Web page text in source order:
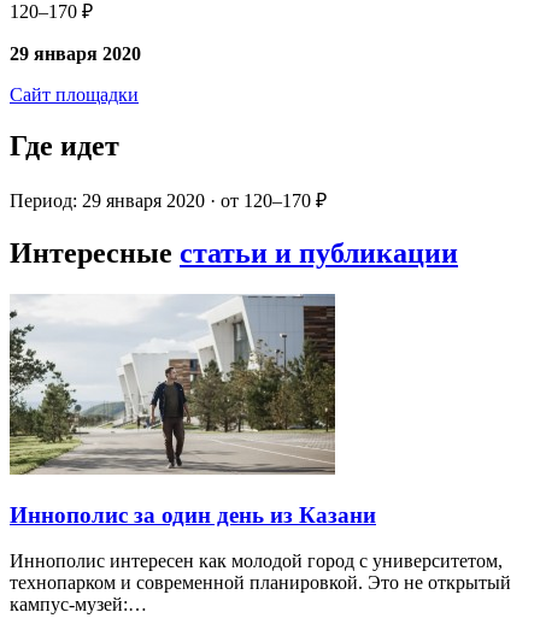
120–170 ₽
29 января 2020
Сайт площадки
Где идет
Период: 29 января 2020 · от 120–170 ₽
Интересные статьи и публикации
Иннополис за один день из Казани
Иннополис интересен как молодой город с университетом,
технопарком и современной планировкой. Это не открытый
кампус-музей:…